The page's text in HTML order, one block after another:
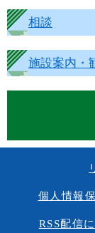
相談
施設案内・
個人情報
RSS配信